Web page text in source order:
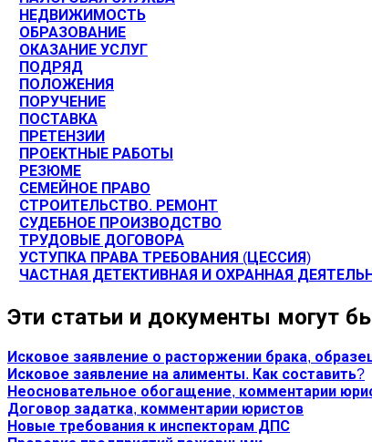
НЕДВИЖИМОСТЬ
ОБРАЗОВАНИЕ
ОКАЗАНИЕ УСЛУГ
ПОДРЯД
ПОЛОЖЕНИЯ
ПОРУЧЕНИЕ
ПОСТАВКА
ПРЕТЕНЗИИ
ПРОЕКТНЫЕ РАБОТЫ
РЕЗЮМЕ
СЕМЕЙНОЕ ПРАВО
СТРОИТЕЛЬСТВО. РЕМОНТ
СУДЕБНОЕ ПРОИЗВОДСТВО
ТРУДОВЫЕ ДОГОВОРА
УСТУПКА ПРАВА ТРЕБОВАНИЯ (ЦЕССИЯ)
ЧАСТНАЯ ДЕТЕКТИВНАЯ И ОХРАННАЯ
Эти статьи и документы могут
Исковое заявление о расторжении брака,
Исковое заявление на алименты. Как составить?
Неосновательное обогащение, комментарии
Договор задатка, комментарии юристов
Новые требования к инспекторам ДПС